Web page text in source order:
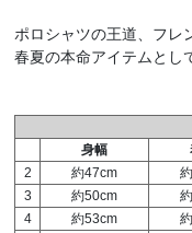
ポロシャツの王道、フレ
春夏の本命アイテムとし
身幅
2
約47cm
3
約50cm
4
約53cm